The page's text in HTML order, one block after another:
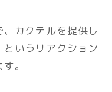
カクテルを提供し
いうリアクション
。